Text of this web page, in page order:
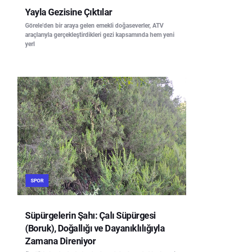
Yayla Gezisine Çıktılar
Görele'den bir araya gelen emekli doğaseverler, ATV
araçlarıyla gerçekleştirdikleri gezi kapsamında hem yeni
yerl
SPOR
Süpürgelerin Şahı: Çalı Süpürgesi
(Boruk), Doğallığı ve Dayanıklılığıyla
Zamana Direniyor